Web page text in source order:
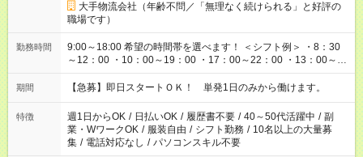
大手物流会社（年齢不問／「無理なく続けられる」と好評の
職場です）
勤務時間
9:00～18:00 希望の時間帯を選べます！ ＜シフト例＞ ・8：30
～12：00 ・10：00～19：00 ・17：00～22：00 ・13：00～
22：00 ・22：00～翌6：00 など
期間 【急募】即日スタートＯＫ！ 単発1日のみから働けます。
特徴 週1日からOK / 日払いOK / 履歴書不要 / 40～50代活躍中 / 副
業・WワークOK / 服装自由 / シフト勤務 / 10名以上の大量募
集 / 電話対応なし / パソコンスキル不要